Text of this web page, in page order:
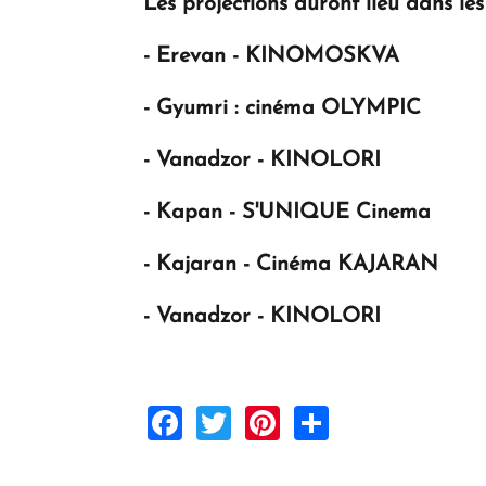
Les projections auront lieu dans
- Erevan - KINOMOSKVA
- Gyumri : cinéma OLYMPIC
- Vanadzor - KINOLORI
- Kapan - S'UNIQUE Cinema
- Kajaran - Cinéma KAJARAN
- Vanadzor - KINOLORI
Facebook
TwitterPinterest